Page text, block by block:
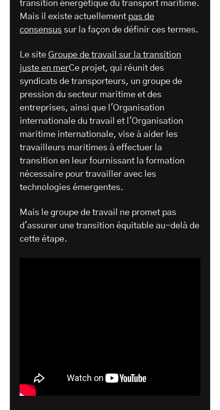
transition énergétique du transport maritime.
Mais il existe actuellement pas de
consensus sur la façon de définir ces termes.
Le site Groupe de travail sur la transition
juste en merCe projet, qui réunit des
syndicats de transporteurs, un groupe de
pression du secteur maritime et des
entreprises, ainsi que l'Organisation
internationale du travail et l'Organisation
maritime internationale, vise à aider les
travailleurs maritimes à effectuer la
transition en leur fournissant la formation
nécessaire pour travailler avec les
technologies émergentes.
Mais le groupe de travail ne promet pas
d'assurer une transition équitable au-delà de
cette étape.